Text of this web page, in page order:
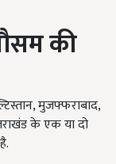
की
मुजफ्फराबाद,
के एक या दो